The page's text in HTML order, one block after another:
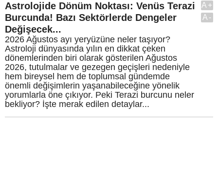
Astrolojide Dönüm Noktası: Venüs Terazi
Burcunda! Bazı Sektörlerde Dengeler
Değişecek...
2026 Ağustos ayı yeryüzüne neler taşıyor?
Astroloji dünyasında yılın en dikkat çeken
dönemlerinden biri olarak gösterilen Ağustos
2026, tutulmalar ve gezegen geçişleri nedeniyle
hem bireysel hem de toplumsal gündemde
önemli değişimlerin yaşanabileceğine yönelik
yorumlarla öne çıkıyor. Peki Terazi burcunu neler
bekliyor? İşte merak edilen detaylar...
A+
A-